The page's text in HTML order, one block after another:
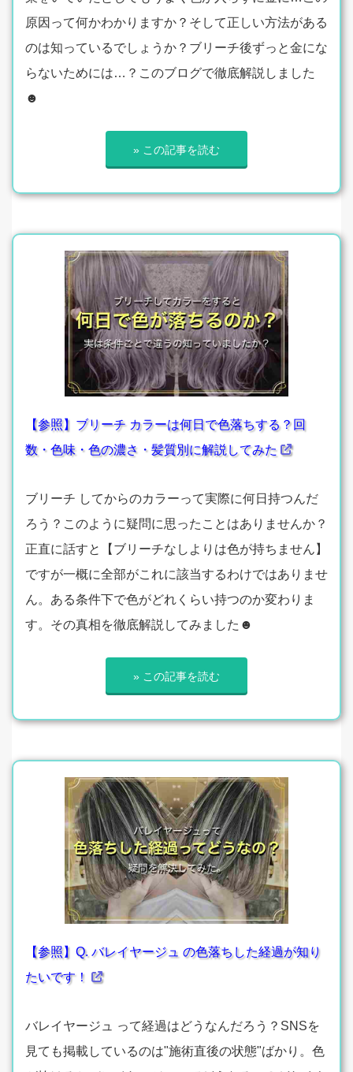
原因って何かわかりますか？そして正しい方法がある
のは知っているでしょうか？ブリーチ後ずっと金にな
らないためには…？このブログで徹底解説しました
☻
» この記事を読む
【参照】ブリーチ カラーは何日で色落ちする？回
数・色味・色の濃さ・髪質別に解説してみた
ブリーチ してからのカラーって実際に何日持つんだ
ろう？このように疑問に思ったことはありませんか？
正直に話すと【ブリーチなしよりは色が持ちません】
ですが一概に全部がこれに該当するわけではありませ
ん。ある条件下で色がどれくらい持つのか変わりま
す。その真相を徹底解説してみました☻
» この記事を読む
【参照】Q. バレイヤージュ の色落ちした経過が知り
たいです！
バレイヤージュ って経過はどうなんだろう？SNSを
見ても掲載しているのは"施術直後の状態"ばかり。色